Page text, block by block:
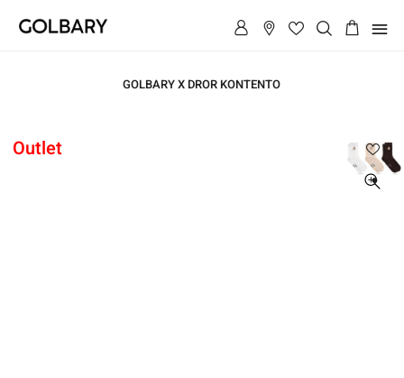
תפריט
GOLBARY X DROR KONTENTO
ראשי
מארז
שלישיית
גרביים
Outlet